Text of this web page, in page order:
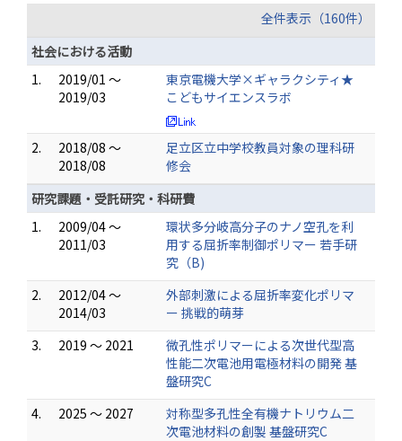
全件表示（160件）
社会における活動
1.
2019/01 ～
2019/03
東京電機大学×ギャラクシティ★
こどもサイエンスラボ
2.
2018/08 ～
2018/08
足立区立中学校教員対象の理科研
修会
研究課題・受託研究・科研費
1.
2009/04 ～
2011/03
環状多分岐高分子のナノ空孔を利
用する屈折率制御ポリマー 若手研
究（B)
2.
2012/04 ～
2014/03
外部刺激による屈折率変化ポリマ
ー 挑戦的萌芽
3.
2019 ～ 2021
微孔性ポリマーによる次世代型高
性能二次電池用電極材料の開発 基
盤研究C
4.
2025 ～ 2027
対称型多孔性全有機ナトリウム二
次電池材料の創製 基盤研究C